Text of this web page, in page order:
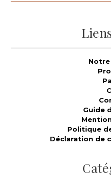
Notre
Guide
Politique
Déclaration de